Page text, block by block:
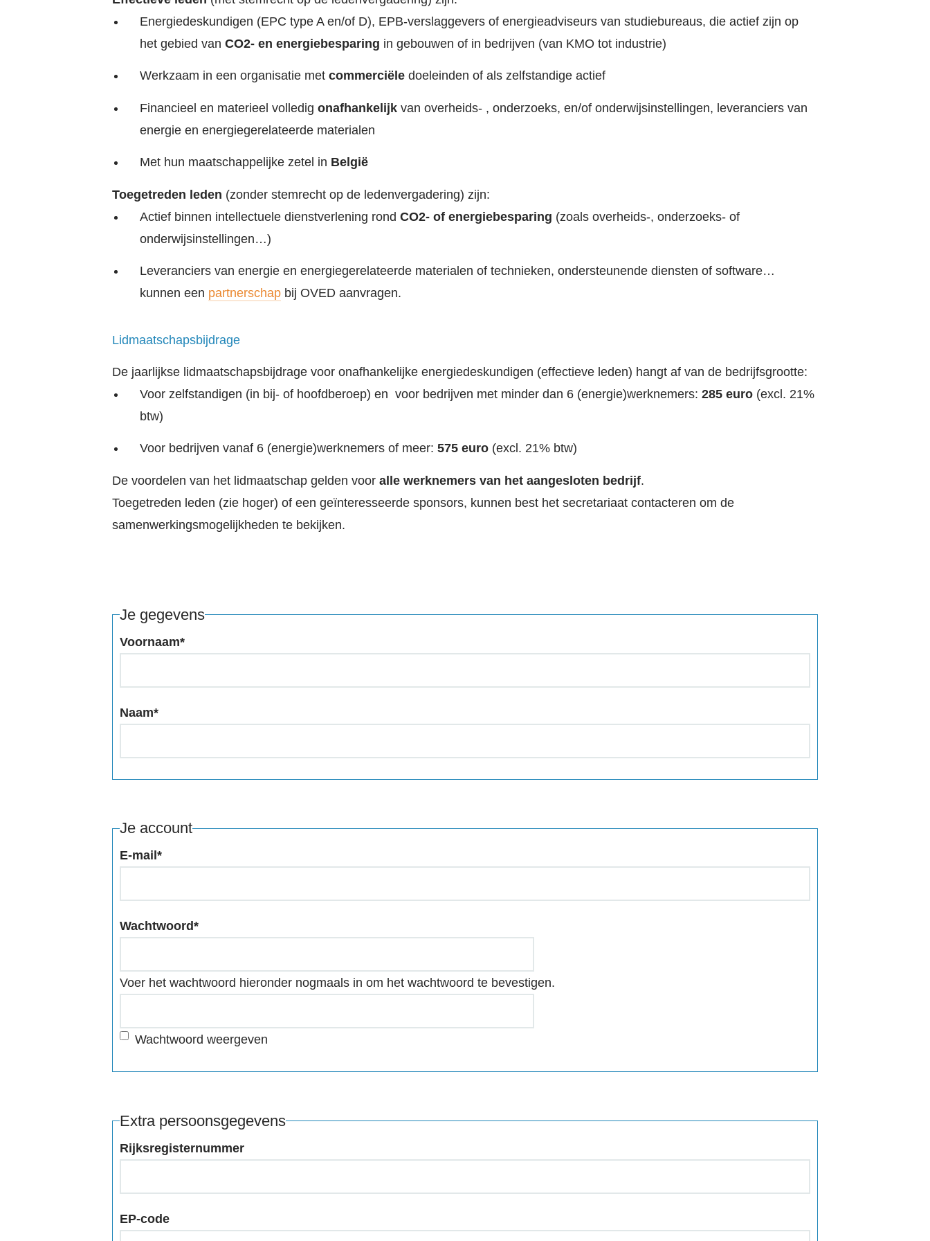
Energiedeskundigen (EPC type A en/of D), EPB-verslaggevers of energieadviseurs van studiebureaus, die actief zijn op
het gebied van CO2- en energiebesparing in gebouwen of in bedrijven (van KMO tot industrie)
Werkzaam in een organisatie met commerciële doeleinden of als zelfstandige actief
Financieel en materieel volledig onafhankelijk van overheids- , onderzoeks, en/of onderwijsinstellingen, leveranciers van
energie en energiegerelateerde materialen
Met hun maatschappelijke zetel in België
Toegetreden leden (zonder stemrecht op de ledenvergadering) zijn:
Actief binnen intellectuele dienstverlening rond CO2- of energiebesparing (zoals overheids-, onderzoeks- of
onderwijsinstellingen…)
Leveranciers van energie en energiegerelateerde materialen of technieken, ondersteunende diensten of software…
kunnen een partnerschap bij OVED aanvragen.
Lidmaatschapsbijdrage
De jaarlijkse lidmaatschapsbijdrage voor onafhankelijke energiedeskundigen (effectieve leden) hangt af van de bedrijfsgrootte:
Voor zelfstandigen (in bij- of hoofdberoep) en voor bedrijven met minder dan 6 (energie)werknemers: 285 euro (excl. 21%
btw)
Voor bedrijven vanaf 6 (energie)werknemers of meer: 575 euro (excl. 21% btw)
De voordelen van het lidmaatschap gelden voor alle werknemers van het aangesloten bedrijf.
Toegetreden leden (zie hoger) of een geïnteresseerde sponsors, kunnen best het secretariaat contacteren om de
samenwerkingsmogelijkheden te bekijken.
Je gegevens
Voornaam*
Naam*
Je account
E-mail *
Wachtwoord*
Voer het wachtwoord hieronder nogmaals in om het wachtwoord te bevestigen.
Wachtwoord weergeven
Extra persoonsgegevens
Rijksregisternummer
EP-code